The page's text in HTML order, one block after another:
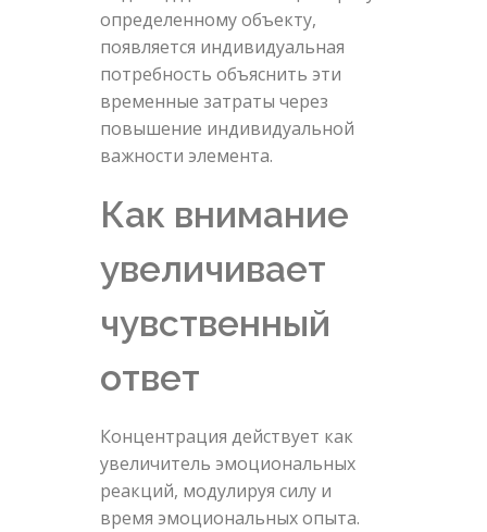
определенному объекту,
появляется индивидуальная
потребность объяснить эти
временные затраты через
повышение индивидуальной
важности элемента.
Как внимание
увеличивает
чувственный
ответ
Концентрация действует как
увеличитель эмоциональных
реакций, модулируя силу и
время эмоциональных опыта.